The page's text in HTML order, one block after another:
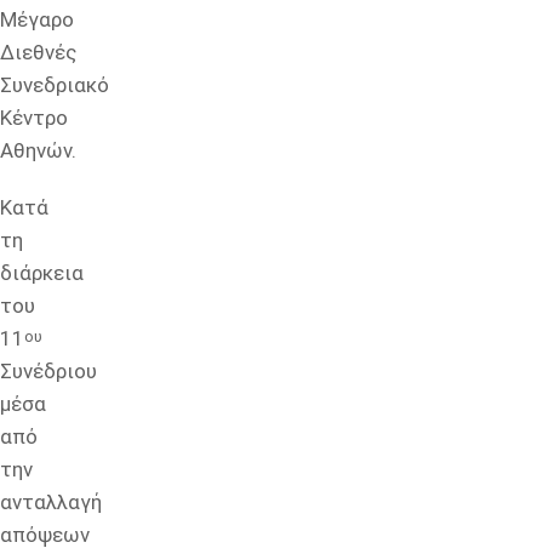
Μέγαρο
Διεθνές
Συνεδριακό
Κέντρο
Αθηνών.
Κατά
τη
διάρκεια
του
11 ου
Συνέδριου
μέσα
από
την
ανταλλαγή
απόψεων